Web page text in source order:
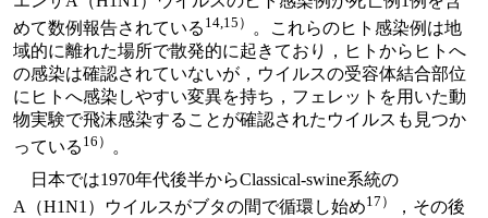
めて数例報告されている 14,15）
。これらのヒト感染例は地
域的に離れた場所で散発的に起きており，ヒトからヒトへ
の感染は確認されていないが，ウイルスの受容体結合部位
にヒトへ感染しやすい変異を持ち，フェレットを用いた動
物実験で飛沫感染することが確認されたウイルスも見つか
っている 16） 。
日本では1970年代後半からClassical-swine系統の
A（H1N1）ウイルスがブタの間で循環し始め17）
，その後